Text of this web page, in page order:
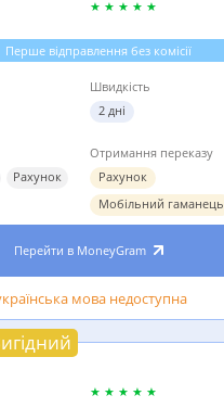
Перше відправлення без комісії
Швидкість
2 дні
Рахунок
Отримання переказу
Рахунок
Мобільний гаманець
Перейти в MoneyGram
мова недоступна